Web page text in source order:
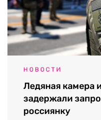
НОВОСТИ
Ледяная камера
задержали
россиянку